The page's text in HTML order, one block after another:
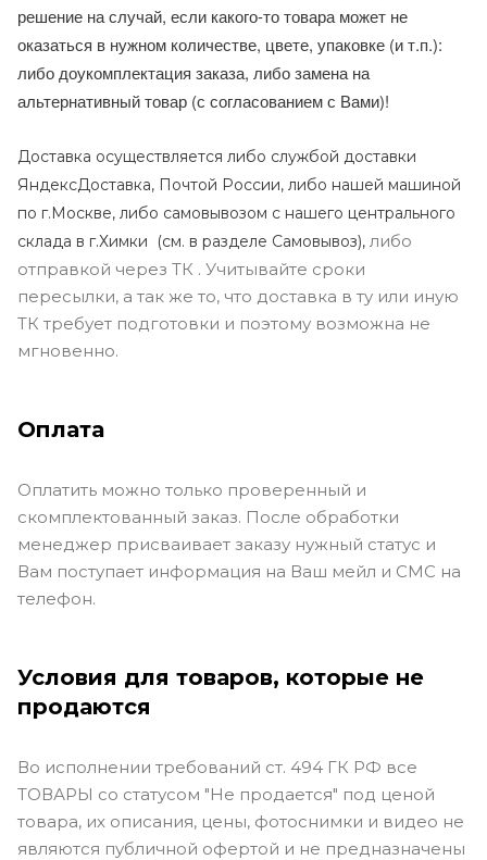
решение на случай, если какого-то товара может не
оказаться в нужном количестве, цвете, упаковке (и т.п.):
либо доукомплектация заказа, либо замена на
альтернативный товар (с согласованием с Вами)!
Доставка осуществляется либо службой доставки
ЯндексДоставка, Почтой России, либо нашей машиной
по г.Москве, либо самовывозом с нашего центрального
склада в г.Химки (см. в разделе Самовывоз), либо
отправкой через ТК . Учитывайте сроки
пересылки, а так же то, что доставка в ту или иную
ТК требует подготовки и поэтому возможна не
мгновенно.
Оплата
Оплатить можно только проверенный и
скомплектованный заказ. После обработки
менеджер присваивает заказу нужный статус и
Вам поступает информация на Ваш мейл и СМС на
телефон.
Условия для товаров, которые не
продаются
Во исполнении требований ст. 494 ГК РФ все
ТОВАРЫ со статусом "Не продается" под ценой
товара, их описания, цены, фотоснимки и видео не
являются публичной офертой и не предназначены